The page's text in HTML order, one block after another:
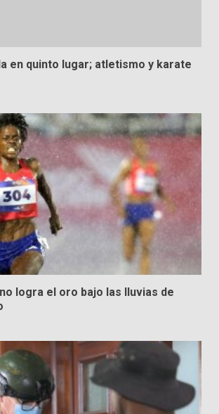
en quinto lugar; atletismo y karate
logra el oro bajo las lluvias de